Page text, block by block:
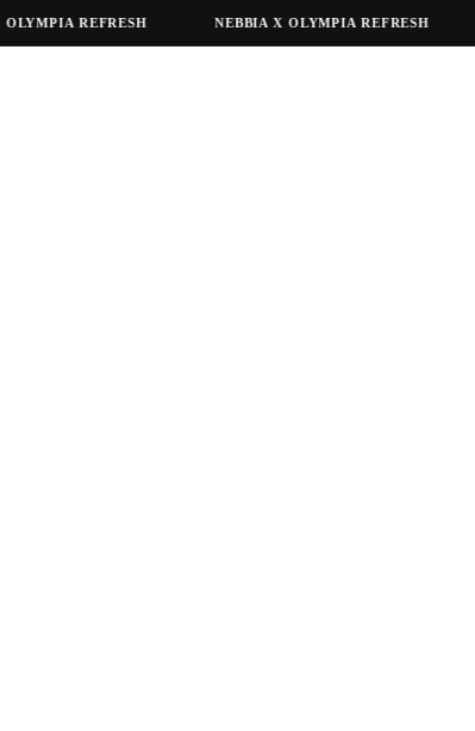
REFRESH NEBBIA X OLYMPIA REFRESH